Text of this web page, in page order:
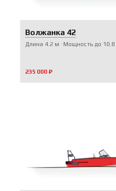
Волжанка 42
Длина 4.2 м Мощность до 10.8
235 000 ₽